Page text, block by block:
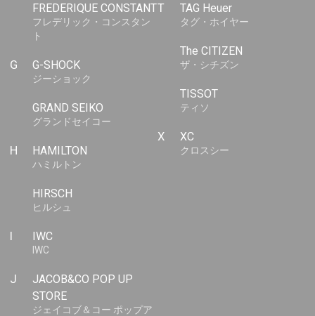
FREDERIQUE CONSTANT
フレデリック・コンスタン
ト
G G-SHOCK
ジーショック
GRAND SEIKO
グランドセイコー
H HAMILTON
ハミルトン
HIRSCH
ヒルシュ
I IWC
IWC
J
JACOB&CO POP UP
STORE
ジェイコブ＆コー ポップア
T TAG Heuer
タグ・ホイヤー
The CITIZEN
ザ・シチズン
TISSOT
ティソ
X XC
クロスシー